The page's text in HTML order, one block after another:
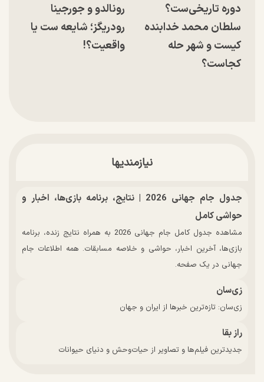
دوره تاریخی‌ست؟
سلطان محمد خدابنده
کیست و شهر حله
کجاست؟
رونالدو و جورجینا
رودریگز؛ شایعه ست یا
واقعیت؟!
نیازمندیها
جدول جام جهانی 2026 | نتایج، برنامه بازی‌ها، اخبار و
حواشی کامل
مشاهده جدول کامل جام جهانی 2026 به همراه نتایج زنده، برنامه
بازی‌ها، آخرین اخبار، حواشی و خلاصه مسابقات. همه اطلاعات جام
جهانی در یک صفحه.
زی‌سان
زی‌سان: تازه‌ترین خبرها از ایران و جهان
راز بقا
جدیدترین فیلم‌ها و تصاویر از حیات‌وحش و دنیای حیوانات